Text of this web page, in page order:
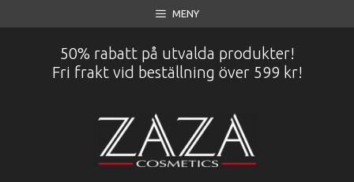
till
MENY
50% rabatt på utvalda produkter!
Fri frakt vid beställning över 599 kr!